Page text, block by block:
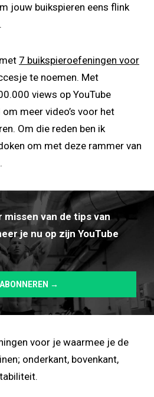
jouw buikspieren eens flink
7 buikspieroefeningen voor
te noemen. Met
views op YouTube
meer video’s voor het
Om die reden ben ik
om met deze rammer van
missen van de tips van
je nu op zijn YouTube
→
voor je waarmee je de
onderkant, bovenkant,